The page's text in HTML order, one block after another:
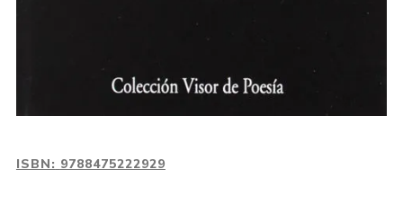
ISBN: 9788475222929